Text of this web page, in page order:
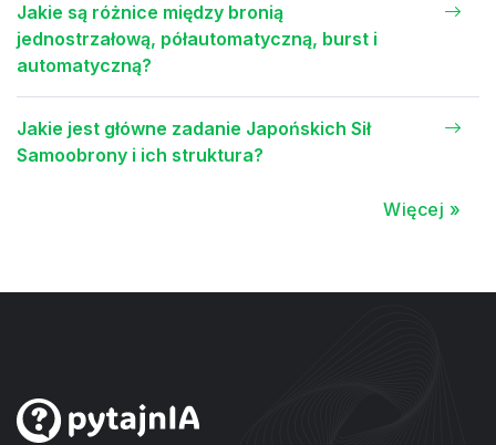
Jakie są różnice między bronią
jednostrzałową, półautomatyczną, burst i
automatyczną?
Jakie jest główne zadanie Japońskich Sił
Samoobrony i ich struktura?
Więcej »